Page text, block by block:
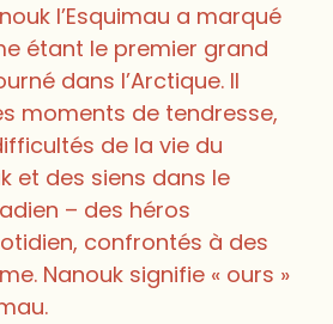
l’Esquimau a marqué
étant le premier grand
dans l’Arctique. Il
moments de tendresse,
de la vie du
et des siens dans le
– des héros
confrontés à des
Nanouk signifie « ours »